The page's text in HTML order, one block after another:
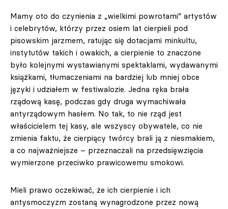
Mamy oto do czynienia z „wielkimi powrotami” artystów
i celebrytów, którzy przez osiem lat cierpieli pod
pisowskim jarzmem, ratując się dotacjami minkultu,
instytutów takich i owakich, a cierpienie to znaczone
było kolejnymi wystawianymi spektaklami, wydawanymi
książkami, tłumaczeniami na bardziej lub mniej obce
języki i udziałem w festiwalozie. Jedna ręka brała
rządową kasę, podczas gdy druga wymachiwała
antyrządowym hasłem. No tak, to nie rząd jest
właścicielem tej kasy, ale wszyscy obywatele, co nie
zmienia faktu, że cierpiący twórcy brali ją z niesmakiem,
a co najważniejsze – przeznaczali na przedsięwzięcia
wymierzone przeciwko prawicowemu smokowi.
Mieli prawo oczekiwać, że ich cierpienie i ich
antysmoczyzm zostaną wynagrodzone przez nową